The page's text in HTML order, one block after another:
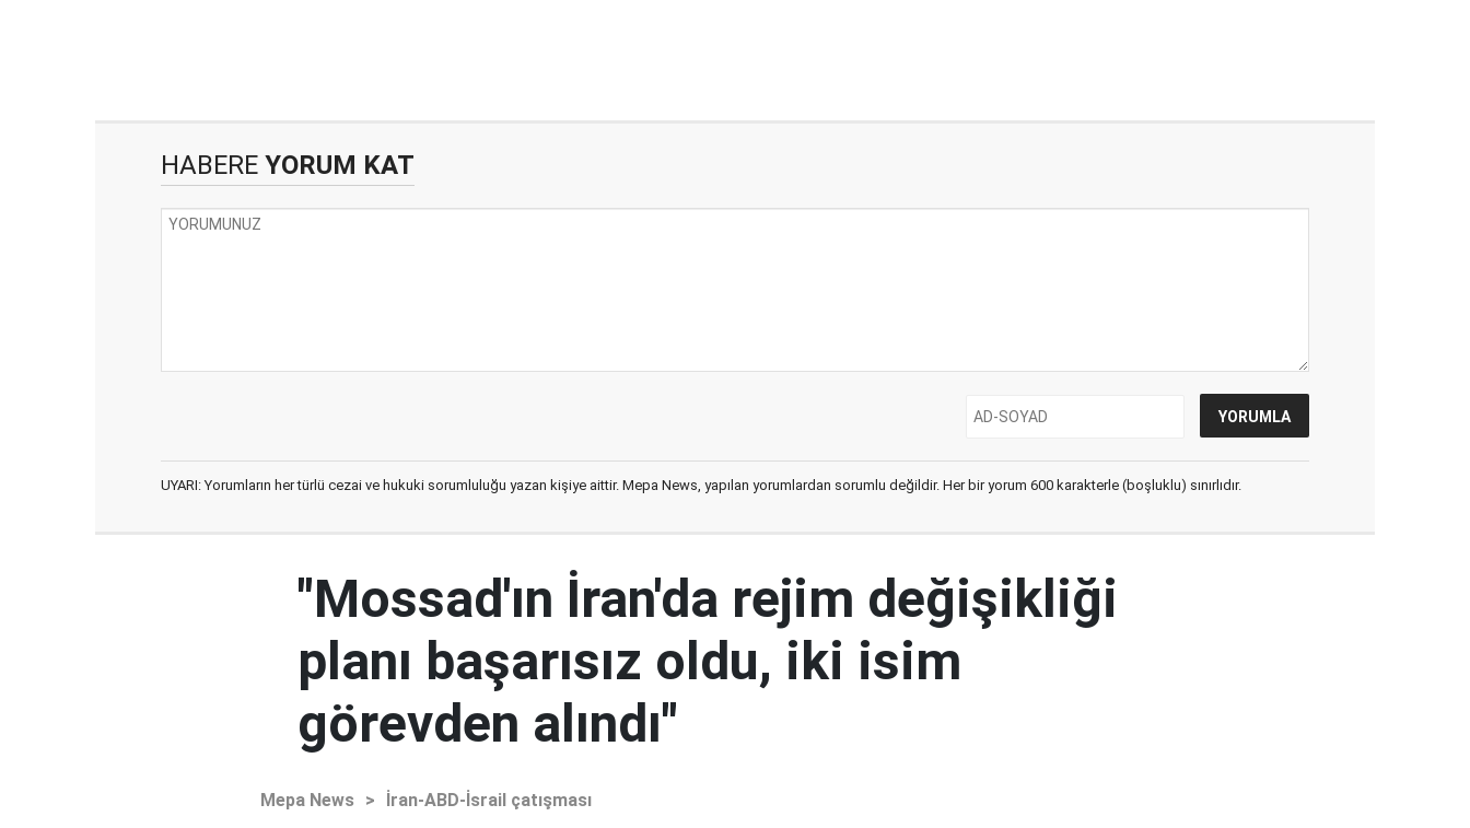
HABERE YORUM KAT
UYARI: Yorumların her türlü cezai ve hukuki sorumluluğu yazan kişiye aittir. Mepa News, yapılan yorumlardan sorumlu değildir. Her bir yorum 600 karakterle (boşluklu) sınırlıdır.
"Mossad'ın İran'da rejim değişikliği
planı başarısız oldu, iki isim
görevden alındı"
Mepa News > İran-ABD-İsrail çatışması